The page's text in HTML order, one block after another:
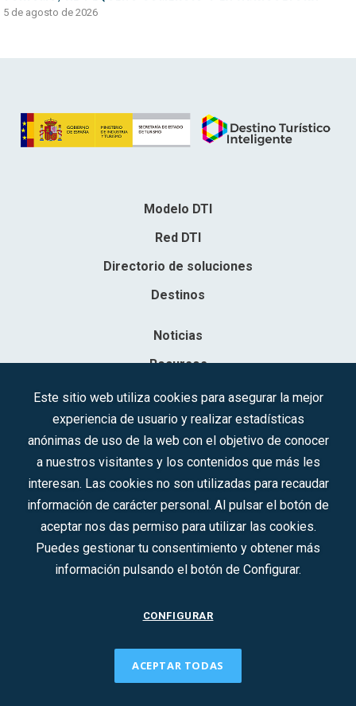
5 de agosto de 2026
Modelo DTI
Red DTI
Directorio de soluciones
Destinos
Noticias
Recursos
Contacto
Sociedad Mercantil Estatal para la Gestión de la Innovación y las
C.I.F.: A-81/874.984
Síguenos en redes sociales:
CONTACTO
2022 © DTI · Todos los derechos reservados ·
Este sitio web utiliza cookies para asegurar la mejor
experiencia de usuario y realizar estadísticas
anónimas de uso de la web con el objetivo de conocer
a nuestros visitantes y los contenidos que más les
interesan. Las cookies no son utilizadas para recaudar
información de carácter personal. Al pulsar el botón de
aceptar nos das permiso para utilizar las cookies.
Puedes gestionar tu consentimiento y obtener más
información pulsando el botón de Configurar.
CONFIGURAR
ACEPTAR TODAS